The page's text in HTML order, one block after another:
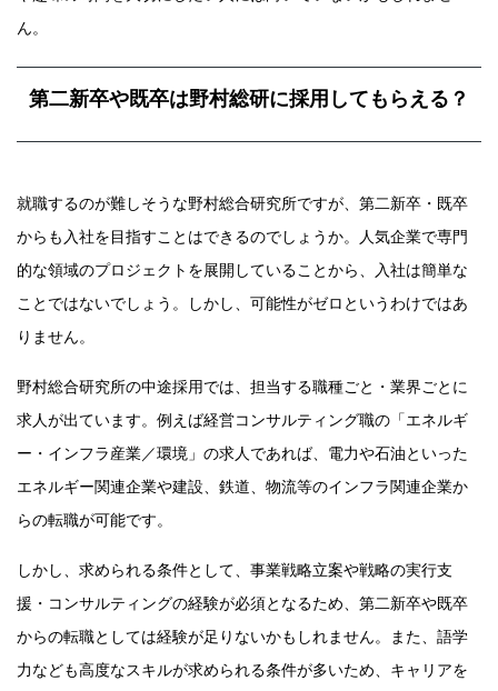
ん。
第二新卒や既卒は野村総研に採用してもらえる？
就職するのが難しそうな野村総合研究所ですが、第二新卒・既卒
からも入社を目指すことはできるのでしょうか。人気企業で専門
的な領域のプロジェクトを展開していることから、入社は簡単な
ことではないでしょう。しかし、可能性がゼロというわけではあ
りません。
野村総合研究所の中途採用では、担当する職種ごと・業界ごとに
求人が出ています。例えば経営コンサルティング職の「エネルギ
ー・インフラ産業／環境」の求人であれば、電力や石油といった
エネルギー関連企業や建設、鉄道、物流等のインフラ関連企業か
らの転職が可能です。
しかし、求められる条件として、事業戦略立案や戦略の実行支
援・コンサルティングの経験が必須となるため、第二新卒や既卒
からの転職としては経験が足りないかもしれません。また、語学
力なども高度なスキルが求められる条件が多いため、キャリアを